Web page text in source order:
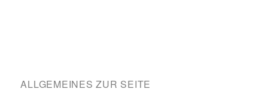
ALLGEMEINES ZUR SEITE